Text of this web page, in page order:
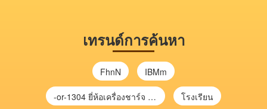
เทรนด์การค้นหา
FhnN IBMm
-or-1304 ยี่ห้อเครื่องชาร์จ chargecore โรงเรียน